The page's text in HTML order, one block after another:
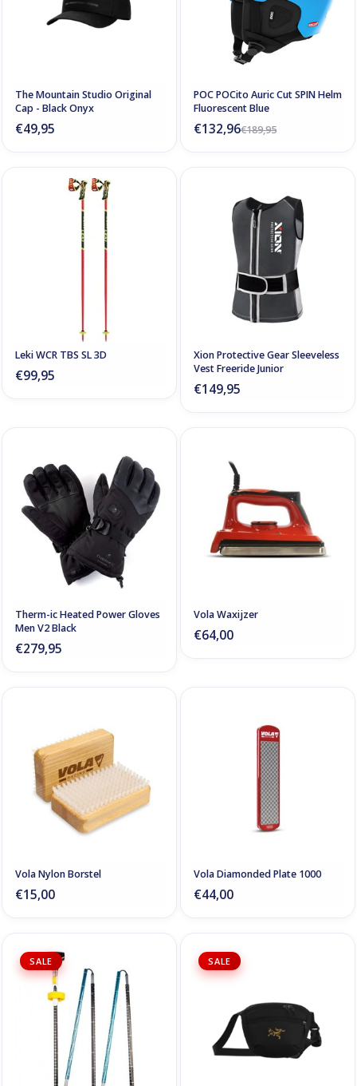
The Mountain Studio Original
Cap - Black Onyx
€49,95
POC POCito Auric Cut SPIN Helm
Fluorescent Blue
€189,95
€132,96
Leki WCR TBS SL 3D
€99,95
Xion Protective Gear Sleeveless
Vest Freeride Junior
€149,95
Therm-ic Heated Power Gloves
Men V2 Black
€279,95
Vola Waxijzer
€64,00
Vola Nylon Borstel
€15,00
Vola Diamonded Plate 1000
€44,00
SALE SALE